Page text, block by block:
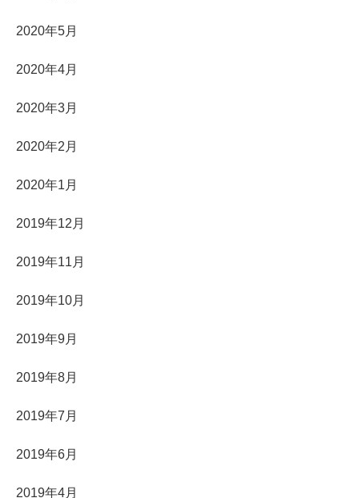
2020年5月
2020年4月
2020年3月
2020年2月
2020年1月
2019年12月
2019年11月
2019年10月
2019年9月
2019年8月
2019年7月
2019年6月
2019年4月